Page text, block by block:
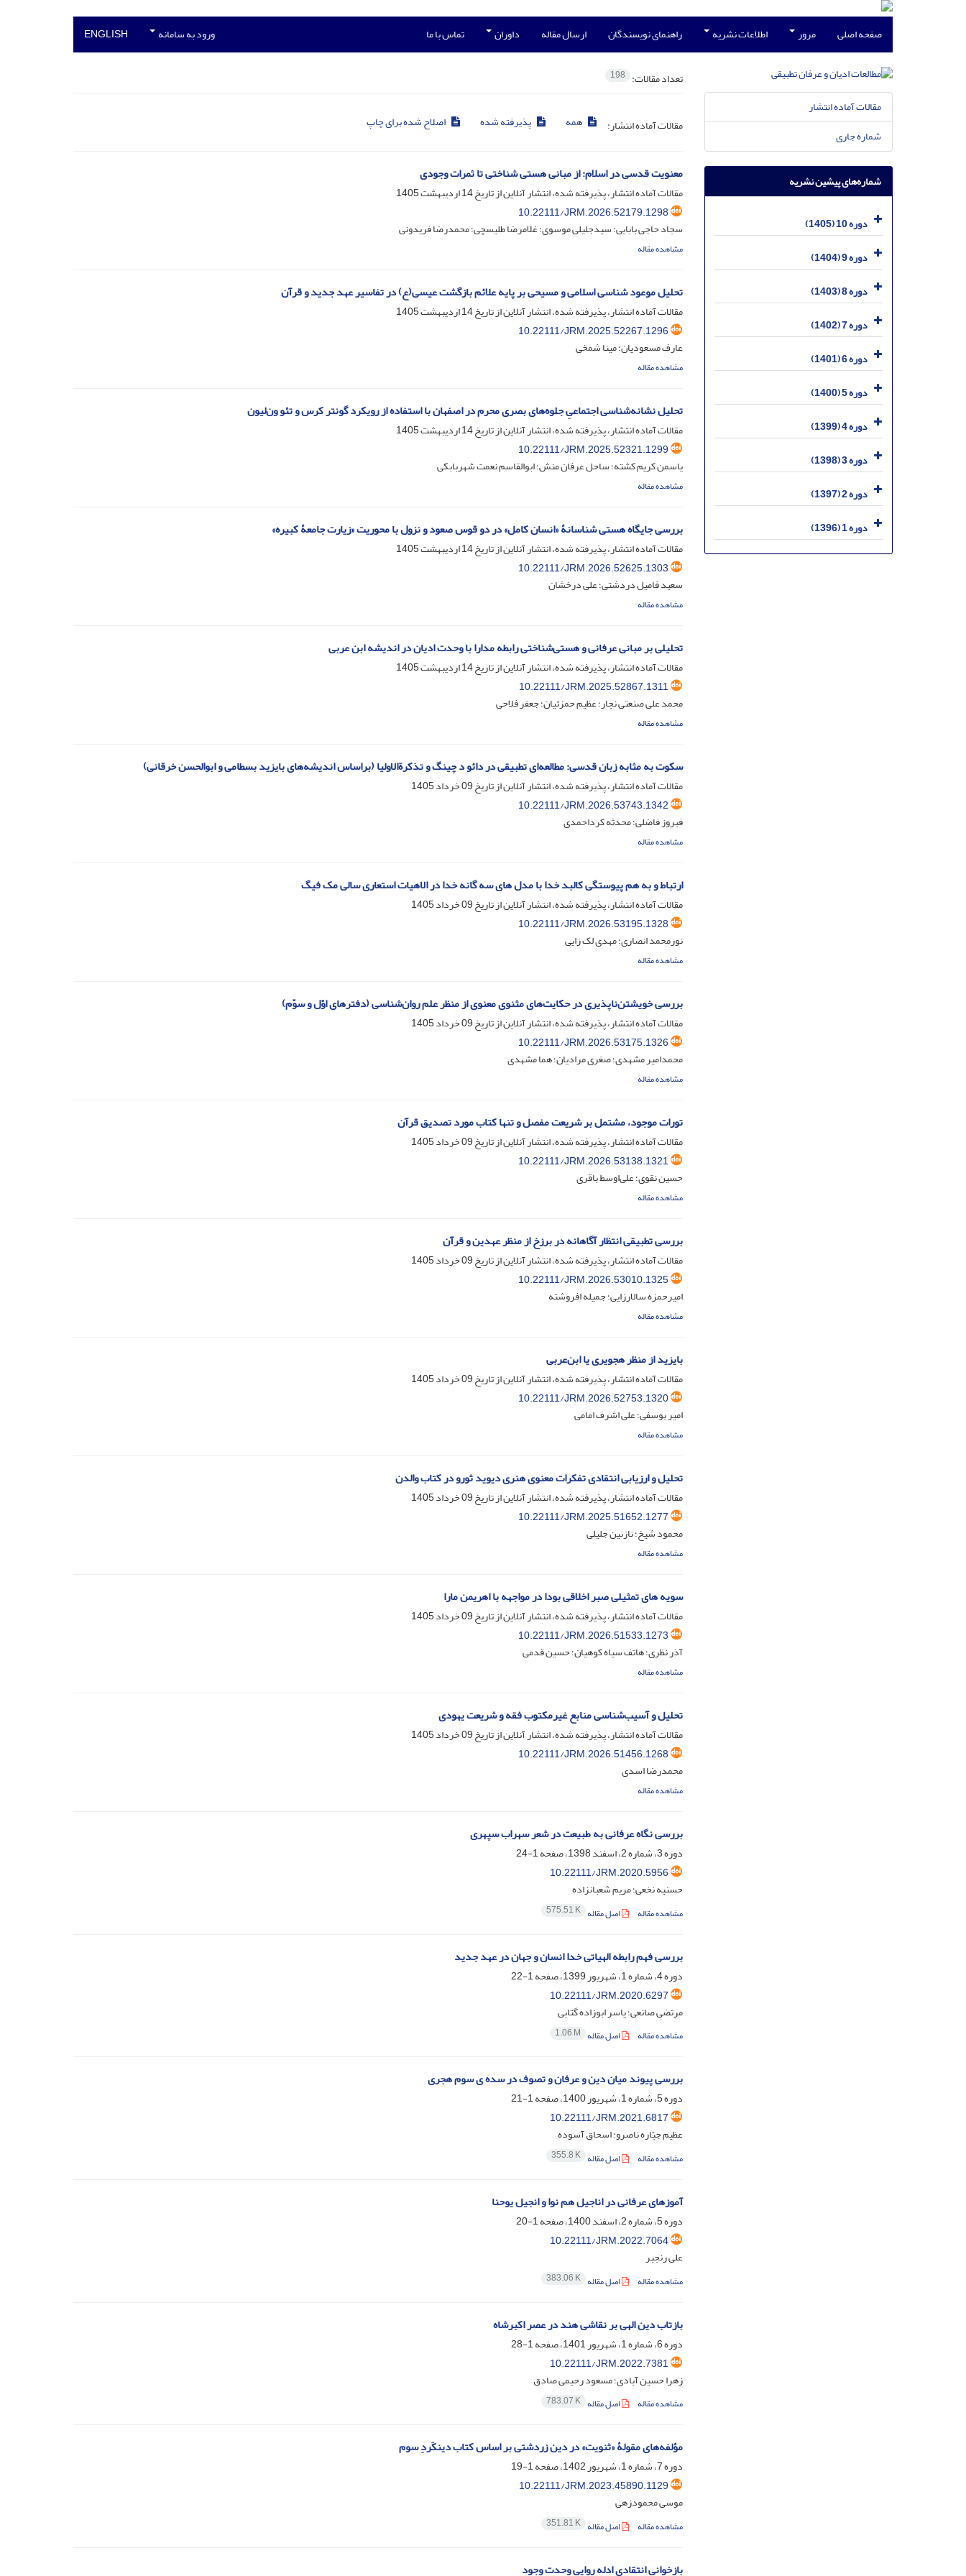
صفحه اصلی مرور اطلاعات نشریه راهنمای نویسندگان ارسال مقاله داوران تماس با ما ورود به سامانه ENGLISH
تعداد مقالات: 198
مقالات آماده انتشار: همه پذیرفته شده اصلاح شده برای چاپ
معنویت قدسی در اسلام: از مبانی هستی شناختی تا ثمرات وجودی
مقالات آماده انتشار، پذیرفته شده، انتشار آنلاین از تاریخ14 اردیبهشت 1405
10.22111/JRM.2026.52179.1298
سجاد حاجی بابایی؛ سیدجلیلی موسوی؛ غلامرضا طلیسچی؛ محمدرضا فریدونی
مشاهده مقاله
تحلیل موعود شناسی اسلامی و مسیحی بر پایه علائم بازگشت عیسی(ع) در تفاسیر عهد جدید و قرآن
مقالات آماده انتشار، پذیرفته شده، انتشار آنلاین از تاریخ14 اردیبهشت 1405
10.22111/JRM.2025.52267.1296
عارف مسعودیان؛ مینا شمخی
مشاهده مقاله
تحلیل نشانه‌شناسی اجتماعیِ جلوه‌های بصری محرم در اصفهان با استفاده از رویکرد گونتر کرس و تئو ون‌لیون
مقالات آماده انتشار، پذیرفته شده، انتشار آنلاین از تاریخ14 اردیبهشت 1405
10.22111/JRM.2025.52321.1299
یاسمن کریم کشته؛ ساحل عرفان منش؛ ابوالقاسم نعمت شهربابکی
مشاهده مقاله
بررسی جایگاه هستی شناسانۀ «انسان کامل» در دو قوس صعود و نزول با محوریت «زیارت جامعۀ کبیره»
مقالات آماده انتشار، پذیرفته شده، انتشار آنلاین از تاریخ14 اردیبهشت 1405
10.22111/JRM.2026.52625.1303
سعید فامیل دردشتی؛ علی درخشان
مشاهده مقاله
تحلیلی بر مبانی عرفانی و هستی‌شناختی رابطه مدارا با وحدت ادیان در اندیشه ابن عربی
مقالات آماده انتشار، پذیرفته شده، انتشار آنلاین از تاریخ14 اردیبهشت 1405
10.22111/JRM.2025.52867.1311
محمد علی صنعتی نجار؛ عظیم حمزئیان؛ جعفر فلاحی
مشاهده مقاله
سکوت به مثابه زبان قدسی: مطالعه‌ای تطبیقی در دائو د چینگ و تذکرةالاولیا (براساس اندیشه‌های بایزید بسطامی و ابوالحسن خرقانی)
مقالات آماده انتشار، پذیرفته شده، انتشار آنلاین از تاریخ09 خرداد 1405
10.22111/JRM.2026.53743.1342
فیروز فاضلی؛ محدثه کرداحمدی
مشاهده مقاله
ارتباط و به هم پیوستگی کالبد خدا با مدل های سه گانه خدا در الاهیات استعاری سالی مک فیگ
مقالات آماده انتشار، پذیرفته شده، انتشار آنلاین از تاریخ09 خرداد 1405
10.22111/JRM.2026.53195.1328
نورمحمد انصاری؛ مهدی لک زایی
مشاهده مقاله
بررسی خویشتن‌ناپذیری در حکایت‌های مثنوی معنوی از منظر علم روان‌شناسی (دفترهای اوّل و سوّم)
مقالات آماده انتشار، پذیرفته شده، انتشار آنلاین از تاریخ09 خرداد 1405
10.22111/JRM.2026.53175.1326
محمدامیر مشهدی؛ صغری مرادیان؛ هما مشهدی
مشاهده مقاله
تورات موجود، مشتمل بر شریعت مفصل و تنها کتاب مورد تصدیق قرآن
مقالات آماده انتشار، پذیرفته شده، انتشار آنلاین از تاریخ09 خرداد 1405
10.22111/JRM.2026.53138.1321
حسین نقوی؛ علی‌اوسط باقری
مشاهده مقاله
بررسی تطبیقی انتظار آگاهانه در برزخ از منظر عهدین و قرآن
مقالات آماده انتشار، پذیرفته شده، انتشار آنلاین از تاریخ09 خرداد 1405
10.22111/JRM.2026.53010.1325
امیرحمزه سالارزایی؛ جمیله افروشته
مشاهده مقاله
بایزید از منظر هجویری یا ابن‌عربی
مقالات آماده انتشار، پذیرفته شده، انتشار آنلاین از تاریخ09 خرداد 1405
10.22111/JRM.2026.52753.1320
امیر یوسفی؛ علی اشرف امامی
مشاهده مقاله
تحلیل و ارزیابی انتقادی تفکرات معنوی هنری دیوید ثورو در کتاب والدن
مقالات آماده انتشار، پذیرفته شده، انتشار آنلاین از تاریخ09 خرداد 1405
10.22111/JRM.2025.51652.1277
محمود شیخ؛ نازنین جلیلی
مشاهده مقاله
سویه های تمثیلی صبر اخلاقی بودا در مواجهه با اهریمن مارا
مقالات آماده انتشار، پذیرفته شده، انتشار آنلاین از تاریخ09 خرداد 1405
10.22111/JRM.2026.51533.1273
آذر نظری؛ هاتف سیاه کوهیان؛ حسین قدمی
مشاهده مقاله
تحلیل و آسیب‌شناسی منابع غیرمکتوب فقه و شریعت یهودی
مقالات آماده انتشار، پذیرفته شده، انتشار آنلاین از تاریخ09 خرداد 1405
10.22111/JRM.2026.51456.1268
محمدرضا اسدی
مشاهده مقاله
بررسی نگاه عرفانی به طبیعت در شعر سهراب سپهری
دوره 3، شماره 2، اسفند 1398، صفحه
1-24
10.22111/JRM.2020.5956
حسنیه نخعی؛ مریم شعبانزاده
مشاهده مقاله اصل مقاله 575.51 K
بررسی فهم رابطه الهیاتی خدا انسان و جهان در عهد جدید
دوره 4، شماره 1، شهریور 1399، صفحه
1-22
10.22111/JRM.2020.6297
مرتضی صانعی؛ یاسر ابوزاده گتابی
مشاهده مقاله اصل مقاله 1.06 M
بررسی پیوند میان دین و عرفان و تصوف در سده ی سوم هجری
دوره 5، شماره 1، شهریور 1400، صفحه
1-21
10.22111/JRM.2021.6817
عظیم جبّاره ناصرو؛ اسحاق آسوده
مشاهده مقاله اصل مقاله 355.8 K
آموزهای عرفانی در اناجیل هم نوا و انجیل یوحنا
دوره 5، شماره 2، اسفند 1400، صفحه
1-20
10.22111/JRM.2022.7064
علی رنجبر
مشاهده مقاله اصل مقاله 383.06 K
بازتاب دین الهی بر نقاشی هند در عصر اکبرشاه
دوره 6، شماره 1، شهریور 1401، صفحه
1-28
10.22111/JRM.2022.7381
زهرا حسین آبادی؛ مسعود رحیمی صادق
مشاهده مقاله اصل مقاله 783.07 K
مؤلفه‌های مقولۀ «ثنویت» در دین زردشتی بر اساس کتاب دینکَردِ سوم
دوره 7، شماره 1، شهریور 1402، صفحه
1-19
10.22111/JRM.2023.45890.1129
موسی محمودزهی
مشاهده مقاله اصل مقاله 351.81 K
بازخوانی انتقادی ادله روایی وحدت وجود
مقالات آماده انتشار
شماره جاری
شماره‌های پیشین نشریه
دوره 10 (1405)
دوره 9 (1404)
دوره 8 (1403)
دوره 7 (1402)
دوره 6 (1401)
دوره 5 (1400)
دوره 4 (1399)
دوره 3 (1398)
دوره 2 (1397)
دوره 1 (1396)